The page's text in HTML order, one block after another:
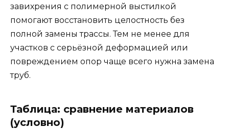
завихрения с полимерной выстилкой
помогают восстановить целостность без
полной замены трассы. Тем не менее для
участков с серьёзной деформацией или
повреждением опор чаще всего нужна замена
труб.
Таблица: сравнение материалов
(условно)